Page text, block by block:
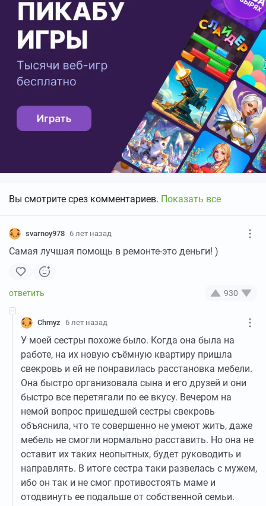
Вы смотрите срез комментариев. Показать все
svarnoy978 6 лет назад
Самая лучшая помощь в ремонте-это деньги! )
930
Chmyz 6 лет назад
У моей сестры похоже было. Когда она была на
работе, на их новую съёмную квартиру пришла
свекровь и ей не понравилась расстановка мебели.
Она быстро организовала сына и его друзей и они
быстро все перетягали по ее вкусу. Вечером на
немой вопрос пришедшей сестры свекровь
объяснила, что те совершенно не умеют жить, даже
мебель не смогли нормально расставить. Но она не
оставит их таких неопытных, будет руководить и
направлять. В итоге сестра таки развелась с мужем,
ибо он так и не смог противостоять маме и
отодвинуть ее подальше от собственной семьи.